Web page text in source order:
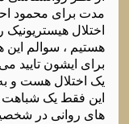
مدت برای محمود
اختلال
هستیم ، سوالم این
برای ایشون تایید
یک اختلال هست و
این فقط یک
های روانی در